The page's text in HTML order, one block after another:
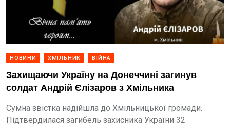
НОВИНИ ХМІЛЬНИК ВІЙНА
Захищаючи Україну на Донеччині загинув
солдат Андрій Єлізаров з Хмільника
Сумна звістка надійшла до Хмільницької громади.
Підтвердилася загибель захисника України 32